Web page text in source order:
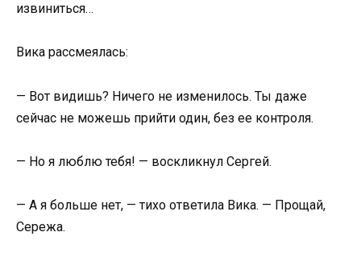
извиниться…
Вика рассмеялась:
— Вот видишь? Ничего не изменилось. Ты даже
сейчас не можешь прийти один, без ее контроля.
— Но я люблю тебя! — воскликнул Сергей.
— А я больше нет, — тихо ответила Вика. — Прощай,
Сережа.